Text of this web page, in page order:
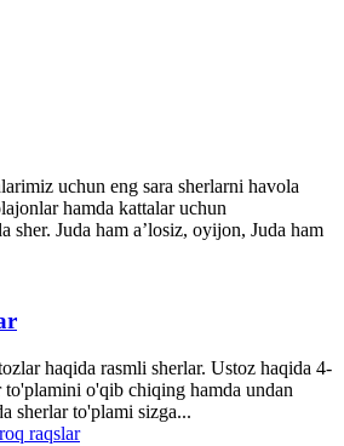
uchun eng sara sherlarni havola
hamda kattalar uchun
sher. Juda ham a’losiz, oyijon, Juda ham
haqida rasmli sherlar. Ustoz haqida 4-
to'plamini o'qib chiqing hamda undan
sherlar to'plami sizga...